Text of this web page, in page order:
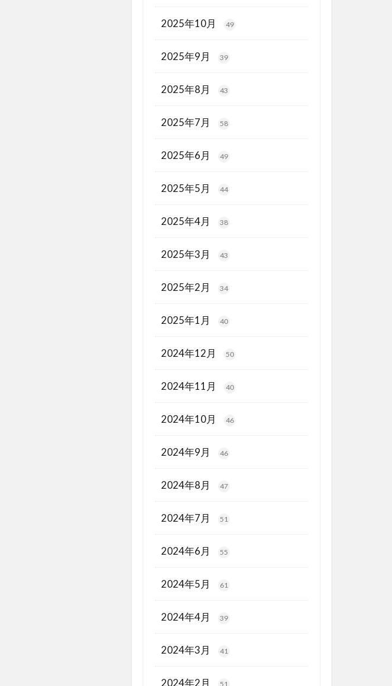
2025年10月 49
2025年9月 39
2025年8月 43
2025年7月 58
2025年6月 49
2025年5月 44
2025年4月 38
2025年3月 43
2025年2月 34
2025年1月 40
2024年12月 50
2024年11月 40
2024年10月 46
2024年9月 46
2024年8月 47
2024年7月 51
2024年6月 55
2024年5月 61
2024年4月 39
2024年3月 41
2024年2月 51